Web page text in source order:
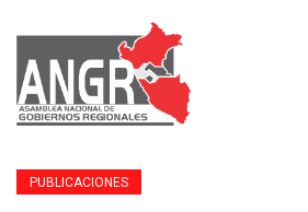
PUBLICACIONES